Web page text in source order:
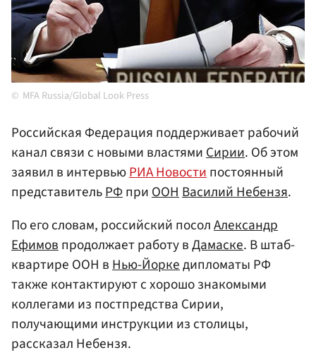
MFA Russia/Global Look Press
Российская Федерация поддерживает рабочий
канал связи с новыми властямиСирии. Об этом
заявил в интервьюРИА Новостипостоянный
представительРФприООНВасилий Небензя.
По его словам, российский посолАлександр
Ефимовпродолжает работу вДамаске. В штаб-
квартире ООН вНью-Йоркедипломаты РФ
также контактируют с хорошо знакомыми
коллегами из постпредства Сирии,
получающими инструкции из столицы,
рассказал Небензя.